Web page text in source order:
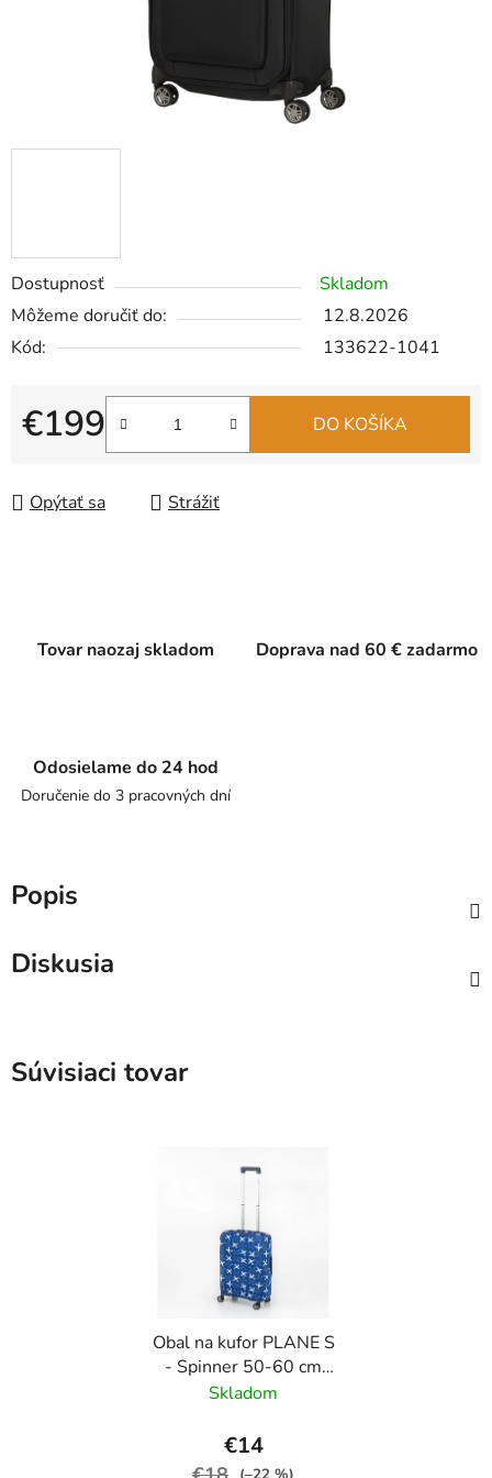
Dostupnosť
Skladom
Môžeme doručiť do:
12.8.2026
Kód:
133622-1041
€199
Jednotková cena:
DO KOŠÍKA
Opýtať sa Strážiť
Tovar naozaj skladom Doprava nad 60 € zadarmo
Odosielame do 24 hod
Doručenie do 3 pracovných dní
Popis
Diskusia
Súvisiaci tovar
Obal na kufor PLANE S
- Spinner 50-60 cm
Modrá
Skladom
€14